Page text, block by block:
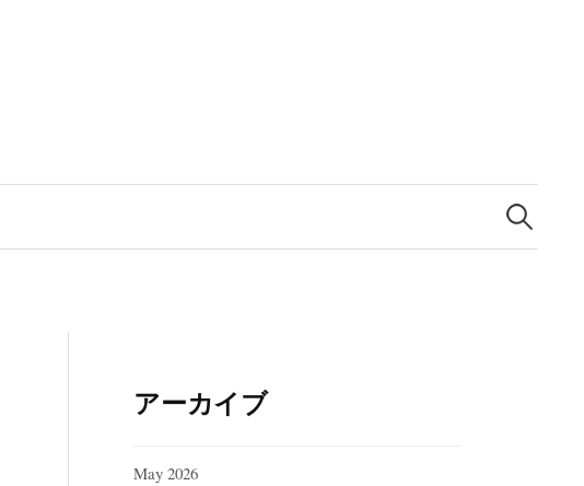
Search
for:
アーカイブ
May 2026